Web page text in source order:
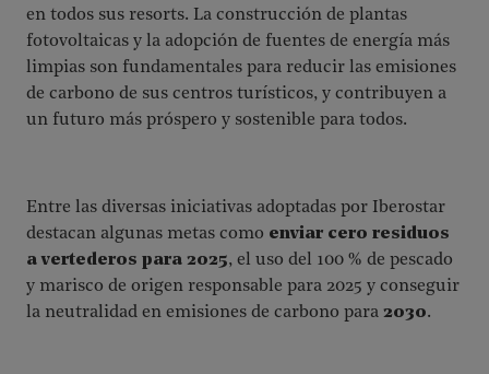
en todos sus resorts. La construcción de plantas
fotovoltaicas y la adopción de fuentes de energía más
limpias son fundamentales para reducir las emisiones
de carbono de sus centros turísticos, y contribuyen a
un futuro más próspero y sostenible para todos.
Entre las diversas iniciativas adoptadas por Iberostar
destacan algunas metas como enviar cero residuos
a vertederos para 2025, el uso del 100 % de pescado
y marisco de origen responsable para 2025 y conseguir
la neutralidad en emisiones de carbono para 2030.